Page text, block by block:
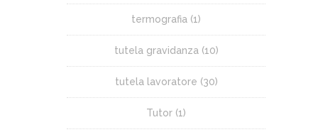
termografia (1)
tutela gravidanza (10)
tutela lavoratore (30)
Tutor (1)